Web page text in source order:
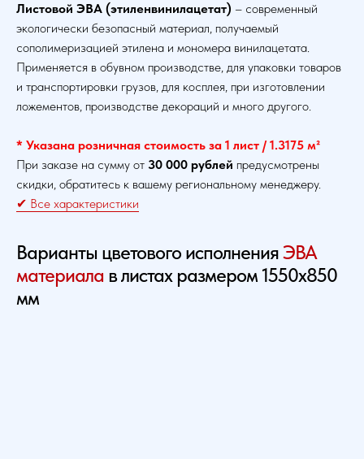
Листовой ЭВА (этиленвинилацетат) – современный
экологически безопасный материал, получаемый
сополимеризацией этилена и мономера винилацетата.
Применяется в обувном производстве, для упаковки товаров
и транспортировки грузов, для косплея, при изготовлении
ложементов, производстве декораций и много другого.
* Указана розничная стоимость за 1 лист / 1.3175 м²
При заказе на сумму от 30 000 рублей предусмотрены
скидки, обратитесь к вашему региональному менеджеру.
✔ Все характеристики
Варианты цветового исполненияЭВА
материала в листах размером 1550х850
мм